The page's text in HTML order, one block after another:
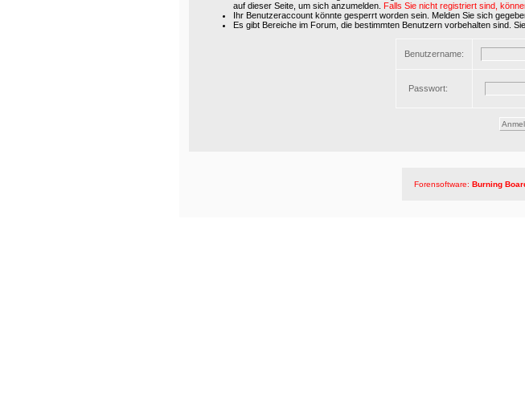
auf dieser Seite, um sich anzumelden. Falls Sie nicht registriert sind,
Ihr Benutzeraccount könnte gesperrt worden sein. Melden Sie sich
Es gibt Bereiche im Forum, die bestimmten Benutzern vorbehalten sind.
Benutzername:
Passwort:
Forensoftware: Burning